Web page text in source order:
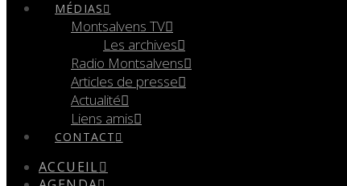
MÉDIAS
Montsalvens TV
Les archives
Radio Montsalvens
Articles de presse
Actualité
Liens amis
CONTACT
ACCUEIL